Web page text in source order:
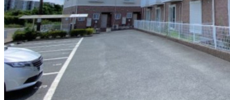
0ヶ月
1階 / 3DK / 55.00㎡